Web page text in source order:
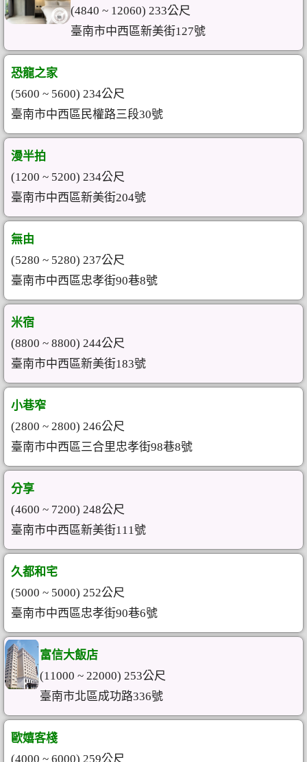
(4840 ~ 12060) 233公尺
臺南市中西區新美街127號
恐龍之家
(5600 ~ 5600) 234公尺
臺南市中西區民權路三段30號
漫半拍
(1200 ~ 5200) 234公尺
臺南市中西區新美街204號
無由
(5280 ~ 5280) 237公尺
臺南市中西區忠孝街90巷8號
米宿
(8800 ~ 8800) 244公尺
臺南市中西區新美街183號
小巷窄
(2800 ~ 2800) 246公尺
臺南市中西區三合里忠孝街98巷8號
分享
(4600 ~ 7200) 248公尺
臺南市中西區新美街111號
久都和宅
(5000 ~ 5000) 252公尺
臺南市中西區忠孝街90巷6號
富信大飯店
(11000 ~ 22000) 253公尺
臺南市北區成功路336號
歐嬉客棧
(4000 ~ 6000) 259公尺